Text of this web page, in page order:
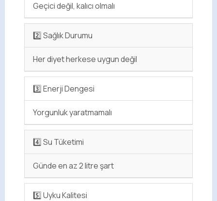
Geçici değil, kalıcı olmalı
2️⃣ Sağlık Durumu
Her diyet herkese uygun değil
3️⃣ Enerji Dengesi
Yorgunluk yaratmamalı
4️⃣ Su Tüketimi
Günde en az 2 litre şart
5️⃣ Uyku Kalitesi